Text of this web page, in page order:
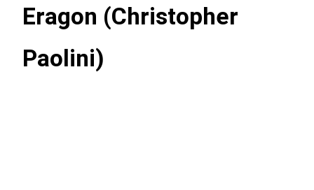
Eragon (Christopher
Paolini)